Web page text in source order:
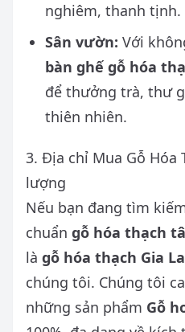
nghiêm, thanh tịnh.
Sân vườn: Với
bàn ghế gỗ hóa
để thưởng trà, thư
thiên nhiên.
3. Địa chỉ Mua Gỗ Hóa
lượng
Nếu bạn đang tìm
chuẩn gỗ hóa thạch
là gỗ hóa thạch Gia
chúng tôi. Chúng tôi
những sản phẩm Gỗ